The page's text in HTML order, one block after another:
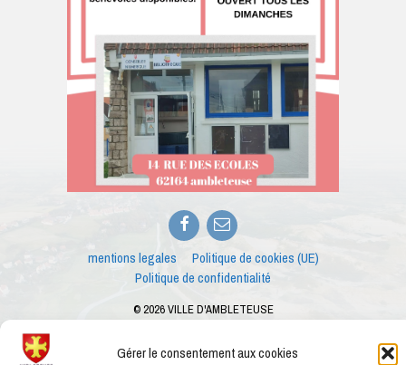
Gérer le consentement aux cookies
Facebook
E-
mail
mentions legales
Politique de cookies (UE)
Politique de confidentialité
© 2026 VILLE D'AMBLETEUSE
Ce site internet est créé dans le cadre des ateliers numériques proposés par le
conseiller numérique de la ville d'Ambleteuse